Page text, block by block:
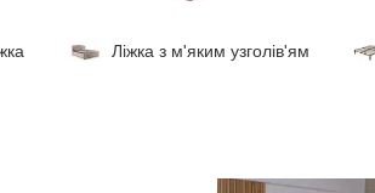
Ліжка з м'яким узголів'ям